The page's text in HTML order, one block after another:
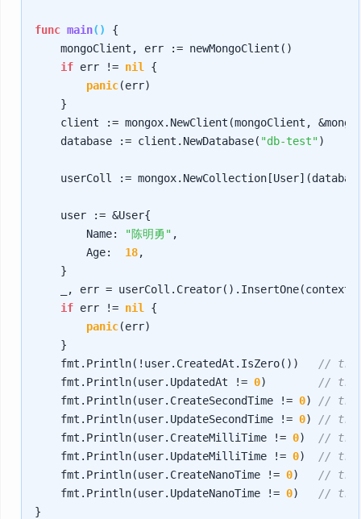
func main()
{
    mongoClient, err := newMongoClient()
if err != nil
{
panic(err)
    }
client := mongox.NewClient(mongoClient,
    database := client.NewDatabase(
"db-test")
userColl :=
    user := &User{
        Name:
"陈明勇" ,
        Age:
18,
    }
_, err =
if err != nil
{
panic(err)
    }
    fmt.Println(!user.CreatedAt.IsZero())
//
    fmt.Println(user.UpdatedAt !=
0)
//
    fmt.Println(user.CreateSecondTime !=
0)
//
    fmt.Println(user.UpdateSecondTime !=
0)
//
    fmt.Println(user.CreateMilliTime !=
0)
//
    fmt.Println(user.UpdateMilliTime !=
0)
//
    fmt.Println(user.CreateNanoTime !=
0)
//
    fmt.Println(user.UpdateNanoTime !=
0)
//
}